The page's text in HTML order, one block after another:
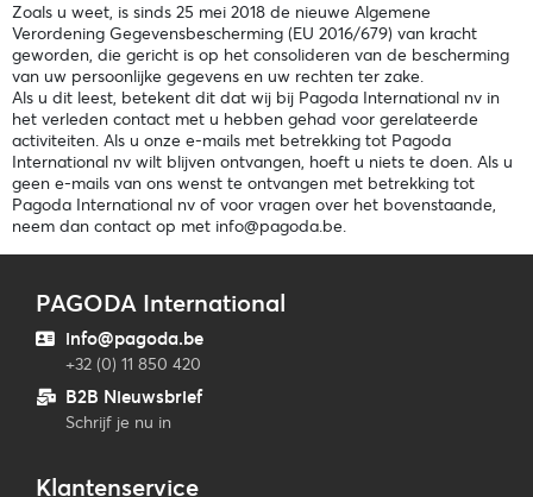
Zoals u weet, is sinds 25 mei 2018 de nieuwe Algemene
Verordening Gegevensbescherming (EU 2016/679) van kracht
geworden, die gericht is op het consolideren van de bescherming
van uw persoonlijke gegevens en uw rechten ter zake.
Als u dit leest, betekent dit dat wij bij Pagoda International nv in
het verleden contact met u hebben gehad voor gerelateerde
activiteiten. Als u onze e-mails met betrekking tot Pagoda
International nv wilt blijven ontvangen, hoeft u niets te doen. Als u
geen e-mails van ons wenst te ontvangen met betrekking tot
Pagoda International nv of voor vragen over het bovenstaande,
neem dan contact op met info@pagoda.be.
PAGODA International
info@pagoda.be
+32 (0) 11 850 420
B2B Nieuwsbrief
Schrijf je nu in
Klantenservice